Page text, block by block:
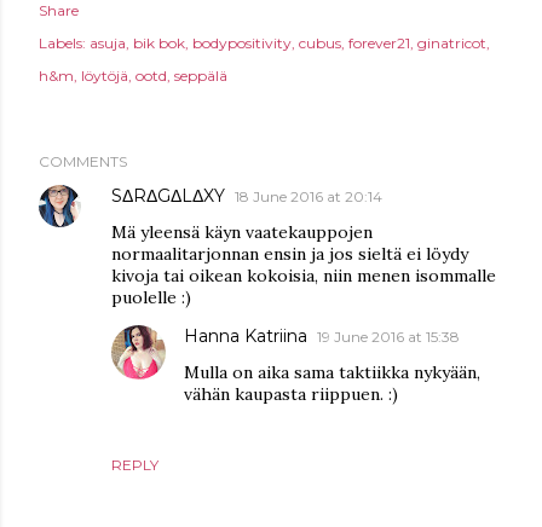
Share
Labels: asuja bik bok bodypositivity cubus forever21 ginatricot
h&m löytöjä ootd seppälä
COMMENTS
SΔRΔGΔLΔXY 18 June 2016 at 20:14
Mä yleensä käyn vaatekauppojen
normaalitarjonnan ensin ja jos sieltä ei löydy
kivoja tai oikean kokoisia, niin menen isommalle
puolelle :)
REPLY
Hanna Katriina 19 June 2016 at 15:38
Mulla on aika sama taktiikka nykyään,
vähän kaupasta riippuen. :)